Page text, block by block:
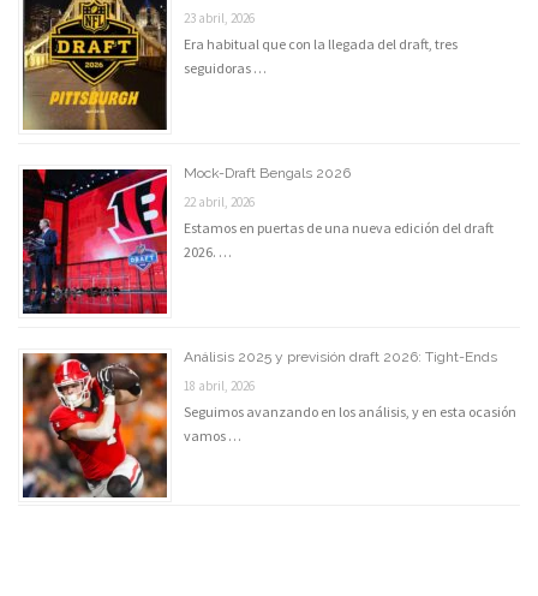
23 abril, 2026
Era habitual que con la llegada del draft, tres
seguidoras …
Mock-Draft Bengals 2026
22 abril, 2026
Estamos en puertas de una nueva edición del draft
2026. …
Análisis 2025 y previsión draft 2026: Tight-Ends
18 abril, 2026
Seguimos avanzando en los análisis, y en esta ocasión
vamos …